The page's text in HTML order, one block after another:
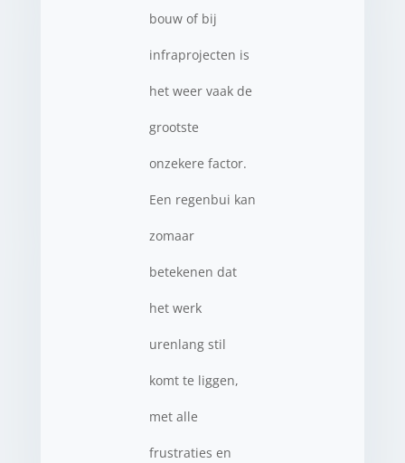
bouw of bij
infraprojecten is
het weer vaak de
grootste
onzekere factor.
Een regenbui kan
zomaar
betekenen dat
het werk
urenlang stil
komt te liggen,
met alle
frustraties en